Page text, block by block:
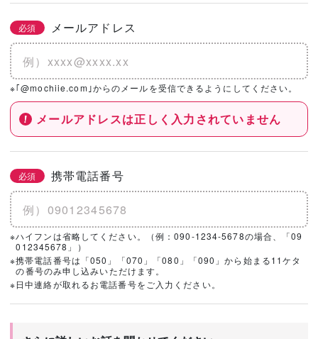
必須 メールアドレス
※｢@mochiie.com｣からのメールを受信できるようにしてください。
メールアドレスは正しく入力されていません
必須 携帯電話番号
※ハイフンは省略してください。（例：090-1234-5678の場合、「09
012345678」）
※携帯電話番号は「050」「070」「080」「090」から始まる11ケタ
の番号のみ申し込みいただけます。
※日中連絡が取れるお電話番号をご入力ください。